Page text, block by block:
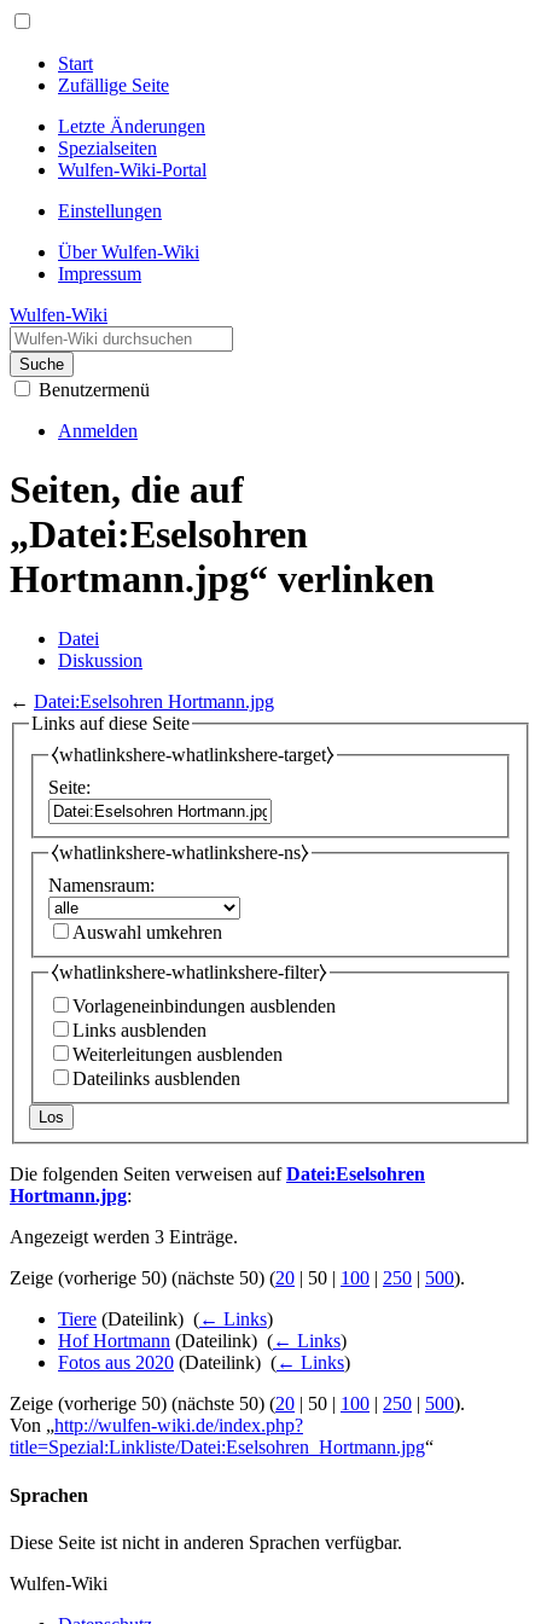
Start
Zufällige Seite
Letzte Änderungen
Spezialseiten
Wulfen-Wiki-Portal
Einstellungen
Über Wulfen-Wiki
Impressum
Wulfen-Wiki
Suche
Benutzermenü
Anmelden
Seiten, die auf
„Datei:Eselsohren
Hortmann.jpg“ verlinken
Datei
Diskussion
← Datei:Eselsohren Hortmann.jpg
Links auf diese Seite
⧼whatlinkshere-whatlinkshere-target⧽
Seite:
⧼whatlinkshere-whatlinkshere-ns⧽
Namensraum:
Auswahl umkehren
⧼whatlinkshere-whatlinkshere-filter⧽
Vorlageneinbindungen ausblenden
Links ausblenden
Weiterleitungen ausblenden
Dateilinks ausblenden
Los
Die folgenden Seiten verweisen aufDatei:Eselsohren
Hortmann.jpg:
Angezeigt werden 3 Einträge.
Zeige (vorherige 50) (nächste 50) (20 | 50 | 100 | 250 | 500).
Tiere (Dateilink) ‎ (← Links)
Hof Hortmann (Dateilink) ‎ (← Links)
Fotos aus 2020 (Dateilink) ‎ (← Links)
Zeige (vorherige 50) (nächste 50) (20 | 50 | 100 | 250 | 500).
Von „http://wulfen-wiki.de/index.php?
title=Spezial:Linkliste/Datei:Eselsohren_Hortmann.jpg“
Sprachen
Diese Seite ist nicht in anderen Sprachen verfügbar.
Wulfen-Wiki